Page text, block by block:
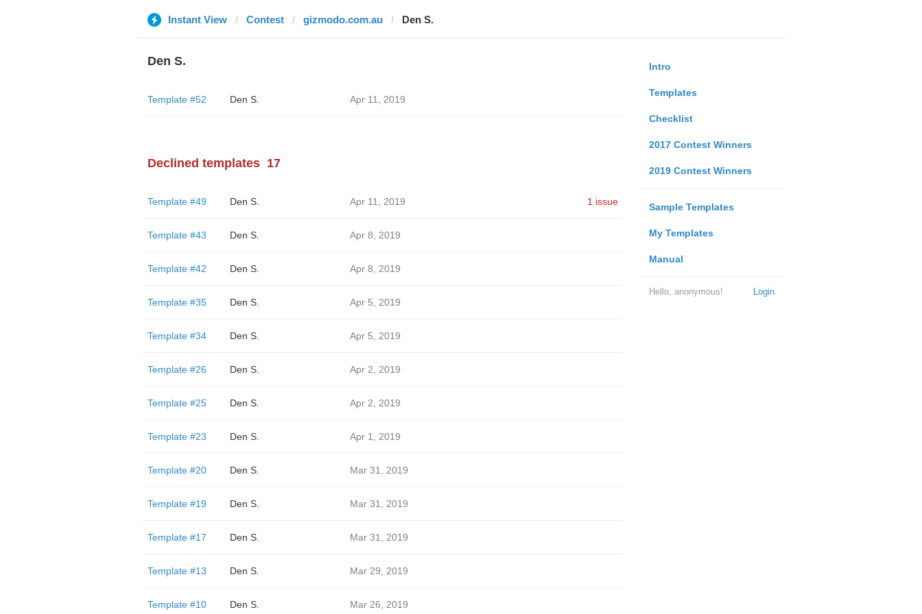
Instant View Contest gizmodo.com.au Den S.
Intro
Templates
Checklist
2017 Contest Winners
2019 Contest Winners
Sample Templates
My Templates
Manual
Login
Hello, anonymous!
Den S.
Template #52 Den S. Apr 11, 2019
Declined templates 17
Template #49 Den S. Apr 11, 2019 1 issue
Template #43 Den S. Apr 8, 2019
Template #42 Den S. Apr 8, 2019
Template #35 Den S. Apr 5, 2019
Template #34 Den S. Apr 5, 2019
Template #26 Den S. Apr 2, 2019
Template #25 Den S. Apr 2, 2019
Template #23 Den S. Apr 1, 2019
Template #20 Den S. Mar 31, 2019
Template #19 Den S. Mar 31, 2019
Template #17 Den S. Mar 31, 2019
Template #13 Den S. Mar 29, 2019
Template #10 Den S. Mar 26, 2019